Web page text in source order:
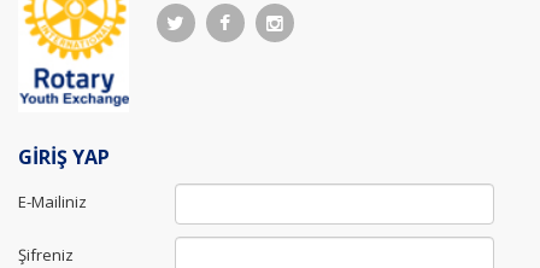
GİRİŞ YAP
E-Mailiniz
Şifreniz